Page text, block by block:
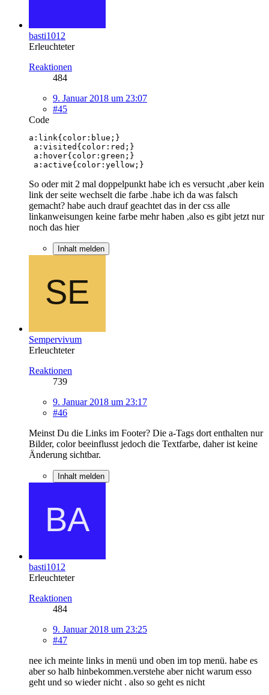
basti1012
Erleuchteter
Reaktionen
484
9. Januar 2018 um 23:07
#45
Code
a:active{color:yellow;}
So oder mit 2 mal doppelpunkt habe ich es versucht ,aber kein
link der seite wechselt die farbe .habe ich da was falsch
gemacht? habe auch drauf geachtet das in der css alle
linkanweisungen keine farbe mehr haben ,also es gibt jetzt nur
noch das hier
Inhalt melden
Sempervivum
Erleuchteter
Reaktionen
739
9. Januar 2018 um 23:17
#46
Meinst Du die Links im Footer? Die a-Tags dort enthalten nur
Bilder, color beeinflusst jedoch die Textfarbe, daher ist keine
Änderung sichtbar.
Inhalt melden
basti1012
Erleuchteter
Reaktionen
484
9. Januar 2018 um 23:25
#47
nee ich meinte links in menü und oben im top menü. habe es
aber so halb hinbekommen.verstehe aber nicht warum esso
geht und so wieder nicht . also so geht es nicht